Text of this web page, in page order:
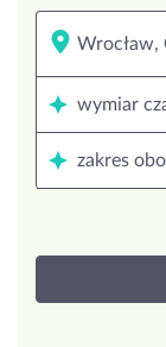
wymiar
zakres